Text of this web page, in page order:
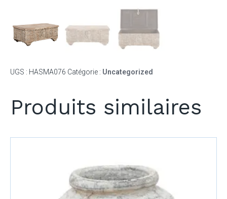
UGS : HASMA076 Catégorie : Uncategorized
Produits similaires